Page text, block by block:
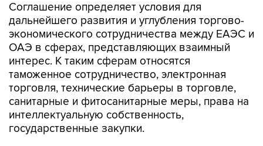
Соглашение определяет условия для
дальнейшего развития и углубления торгово-
экономического сотрудничества между ЕАЭС и
ОАЭ в сферах, представляющих взаимный
интерес. К таким сферам относятся
таможенное сотрудничество, электронная
торговля, технические барьеры в торговле,
санитарные и фитосанитарные меры, права на
интеллектуальную собственность,
государственные закупки.